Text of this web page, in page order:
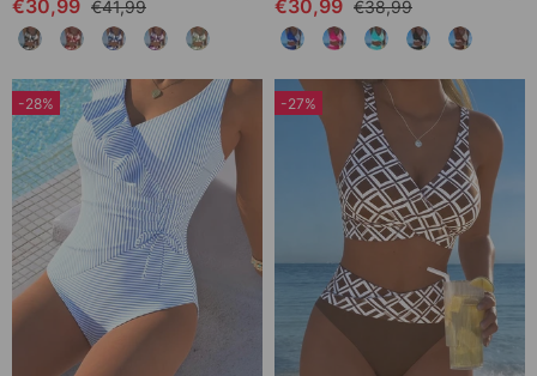
€30,99 €41,99
€30,99 €38,99
-28% -27%